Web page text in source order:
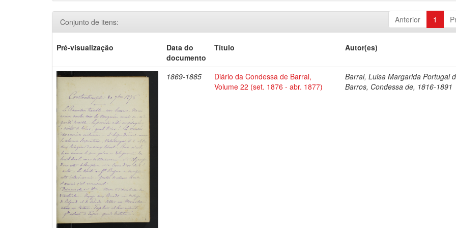
Anterior 1
Conjunto de itens:
Pré-visualização
Data do
documento
Título Autor(es)
1869-1885
Diário da Condessa de Barral,
Volume 22 (set. 1876 - abr. 1877)
Barral, Luisa Margarida Portugal
Barros, Condessa de, 1816-1891